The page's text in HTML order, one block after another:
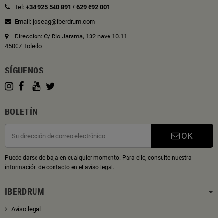
Tel: +34 925 540 891 / 629 692 001
Email: joseag@iberdrum.com
Dirección: C/ Rio Jarama, 132 nave 10.11
45007 Toledo
SÍGUENOS
BOLETÍN
OK
Puede darse de baja en cualquier momento. Para ello, consulte nuestra
información de contacto en el aviso legal.
IBERDRUM
Aviso legal